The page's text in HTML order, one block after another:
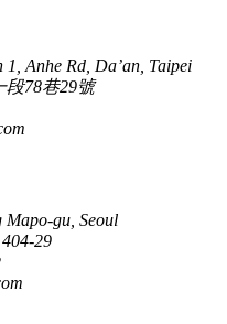
1, Anhe Rd, Da’an, Taipei
段78巷29號
Mapo-gu, Seoul
29